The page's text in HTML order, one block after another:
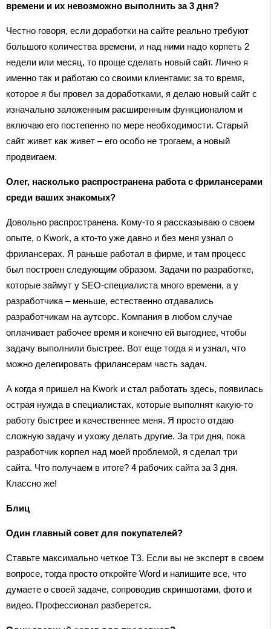
времени и их невозможно выполнить за 3 дня?
Честно говоря, если доработки на сайте реально требуют
большого количества времени, и над ними надо корпеть 2
недели или месяц, то проще сделать новый сайт. Лично я
именно так и работаю со своими клиентами: за то время,
которое я бы провел за доработками, я делаю новый сайт с
изначально заложенным расширенным функционалом и
включаю его постепенно по мере необходимости. Старый
сайт живет как живет – его особо не трогаем, а новый
продвигаем.
Олег, насколько распространена работа с фрилансерами
среди ваших знакомых?
Довольно распространена. Кому-то я рассказываю о своем
опыте, о Kwork, а кто-то уже давно и без меня узнал о
фрилансерах. Я раньше работал в фирме, и там процесс
был построен следующим образом. Задачи по разработке,
которые займут у SEO-специалиста много времени, а у
разработчика – меньше, естественно отдавались
разработчикам на аутсорс. Компания в любом случае
оплачивает рабочее время и конечно ей выгоднее, чтобы
задачу выполнили быстрее. Вот еще тогда я и узнал, что
можно делегировать фрилансерам часть задач.
А когда я пришел на Kwork и стал работать здесь, появилась
острая нужда в специалистах, которые выполнят какую-то
работу быстрее и качественнее меня. Я просто отдаю
сложную задачу и ухожу делать другие. За три дня, пока
разработчик корпел над моей проблемой, я сделал три
сайта. Что получаем в итоге? 4 рабочих сайта за 3 дня.
Классно же!
Блиц
Один главный совет для покупателей?
Ставьте максимально четкое ТЗ. Если вы не эксперт в своем
вопросе, тогда просто откройте Word и напишите все, что
думаете о своей задаче, сопроводив скриншотами, фото и
видео. Профессионал разберется.